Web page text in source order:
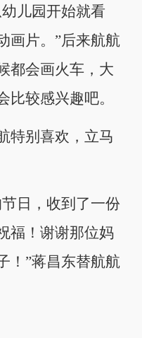
儿园开始就看
画片。”后来航航
都会画火车，大
比较感兴趣吧。
别喜欢，立马
日，收到了一份
福！谢谢那位妈
！”蒋昌东替航航